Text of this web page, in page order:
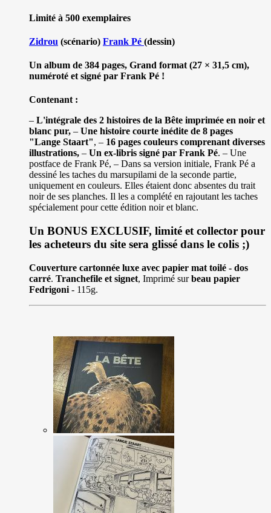
Limité à 500 exemplaires
Zidrou (scénario) Frank Pé (dessin)
Un album de 384 pages, Grand format (27 × 31,5 cm),
numéroté et signé par Frank Pé !
Contenant :
– L'intégrale des 2 histoires de la Bête imprimée en noir et
blanc pur, – Une histoire courte inédite de 8 pages
"Lange Staart", – 16 pages couleurs comprenant diverses
illustrations, – Un ex-libris signé par Frank Pé. – Une
postface de Frank Pé, – Dans sa version initiale, Frank Pé a
dessiné les taches du marsupilami de la seconde partie,
uniquement en couleurs. Elles étaient donc absentes du trait
noir de ses planches. Il les a complété en rajoutant les taches
spécialement pour cette édition noir et blanc.
Un BONUS EXCLUSIF, limité et collector pour
les acheteurs du site sera glissé dans le colis ;)
Couverture cartonnée luxe avec papier mat toilé - dos
carré. Tranchefile et signet, Imprimé surbeau papier
Fedrigoni - 115g.